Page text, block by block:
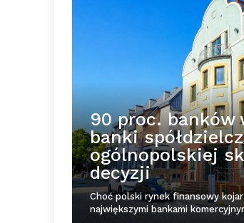
90 proc. banków
banki
ogólnopolskiej
decyzji
Choć polski rynek finansowy
największymi bankami